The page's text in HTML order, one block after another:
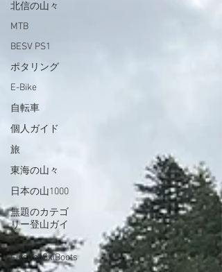
北信の山々
MTB
BESV PS1
ポタリング
E-Bike
自転車
個人ガイド
旅
東海の山々
日本の山1000
無題のカテゴ
リー登山ガイ
ド
FischerSkiBoots